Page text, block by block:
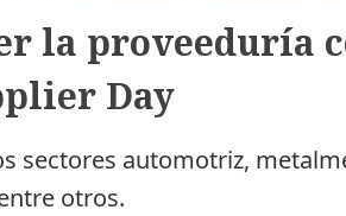
la proveeduría
Day
sectores automotriz,
otros.